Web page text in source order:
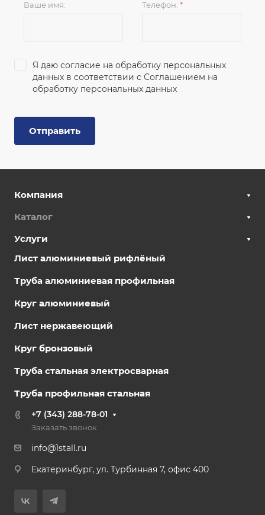
Ваше имя: Телефон: *
Я даю согласие на обработку персональных
данных в соответствии с Соглашением на
обработку персональных данных
Отправить
Компания
Каталог
Услуги
Лист алюминиевый рифлёный
Труба алюминиевая профильная
Круг алюминиевый
Лист нержавеющий
Круг бронзовый
Труба стальная электросварная
Труба профильная стальная
+7 (343) 288-78-01
Заказать звонок
info@1stall.ru
Екатеринбург, ул. Турбинная 7, офис 400